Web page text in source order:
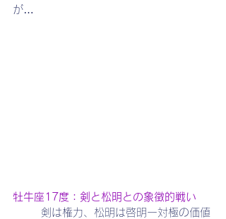
が…
牡牛座17度：剣と松明との象徴的戦い
剣は権力、松明は啓明ー対極の価値